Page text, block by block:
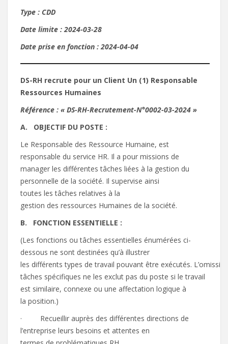
Type : CDD
Date limite : 2024-03-28
Date prise en fonction : 2024-04-04
DS-RH recrute pour un Client Un (1) Responsable
Ressources Humaines
Référence : « DS-RH-Recrutement-N°0002-03-2024 »
A.
OBJECTIF DU POSTE :
Le Responsable des Ressource Humaine, est
responsable du service HR. Il a pour missions de
manager les différentes tâches liées à la gestion du
personnelle de la société. Il supervise ainsi
toutes les tâches relatives à la
gestion des ressources Humaines de la société.
B.
FONCTION ESSENTIELLE :
(Les fonctions ou tâches essentielles énumérées ci-
dessous ne sont destinées qu’à illustrer
les différents types de travail pouvant être exécutés.
tâches spécifiques ne les exclut pas du poste si le travail
est similaire, connexe ou une affectation logique à
la position.)
· Recueillir auprès des différentes directions de
l’entreprise leurs besoins et attentes en